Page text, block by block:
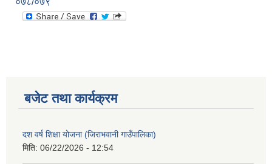
बजेट तथा कार्यक्रम
दश वर्ष शिक्षा योजना (जिराभवानी गाउँपालिका)
मिति: 06/22/2026 - 12:54